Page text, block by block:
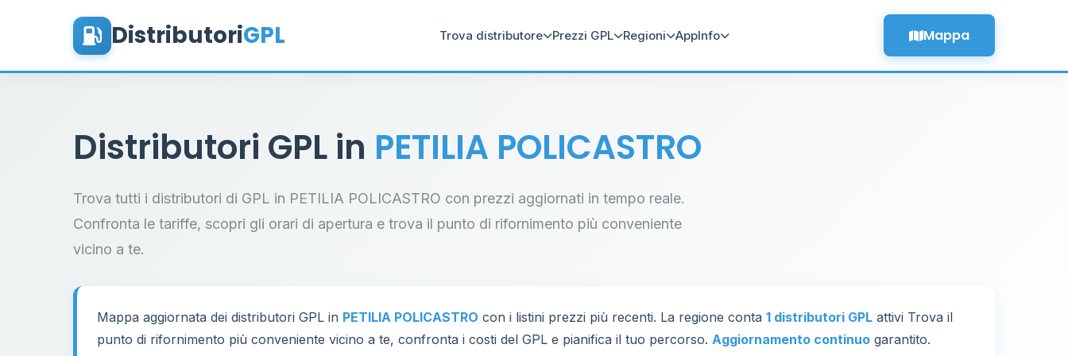
DistributoriGPL Trova distributore Prezzi GPL Regioni AppInfo Mappa
Distributori GPL in PETILIA POLICASTRO
Trova tutti i distributori di GPL in PETILIA POLICASTRO con prezzi aggiornati in tempo reale.
Confronta le tariffe, scopri gli orari di apertura e trova il punto di rifornimento più conveniente
vicino a te.
Mappa aggiornata dei distributori GPL in PETILIA POLICASTRO con i listini prezzi più recenti. La regione conta 1 distributori GPL attivi Trova il
punto di rifornimento più conveniente vicino a te, confronta i costi del GPL e pianifica il tuo percorso. Aggiornamento continuo garantito.